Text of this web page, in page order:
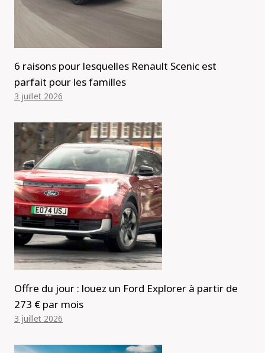
6 raisons pour lesquelles Renault Scenic est
parfait pour les familles
3 juillet 2026
Offre du jour : louez un Ford Explorer à partir de
273 € par mois
3 juillet 2026